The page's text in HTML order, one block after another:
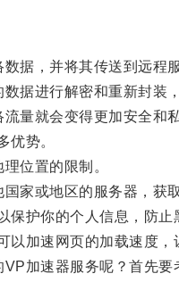
，并将其传送到远程服
进行解密和重新封装，
就会变得更加安全和私
势。
位置的限制。
或地区的服务器，获取
护你的个人信息，防止
加速网页的加载速度，
加速器服务呢？首先要